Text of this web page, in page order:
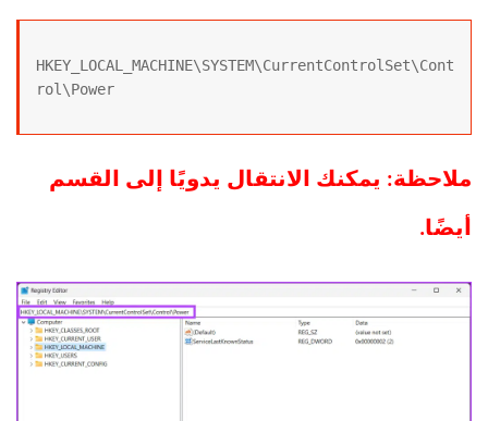
HKEY_LOCAL_MACHINE\SYSTEM\CurrentControlSet\Cont
rol\Power
ملاحظة: يمكنك الانتقال يدويًا إلى القسم
أيضًا.